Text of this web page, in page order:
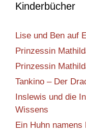
Kinderbücher
Lise und Ben auf
Prinzessin
Prinzessin
Tankino – Der
Inslewis und die
Wissens
Ein Huhn namens